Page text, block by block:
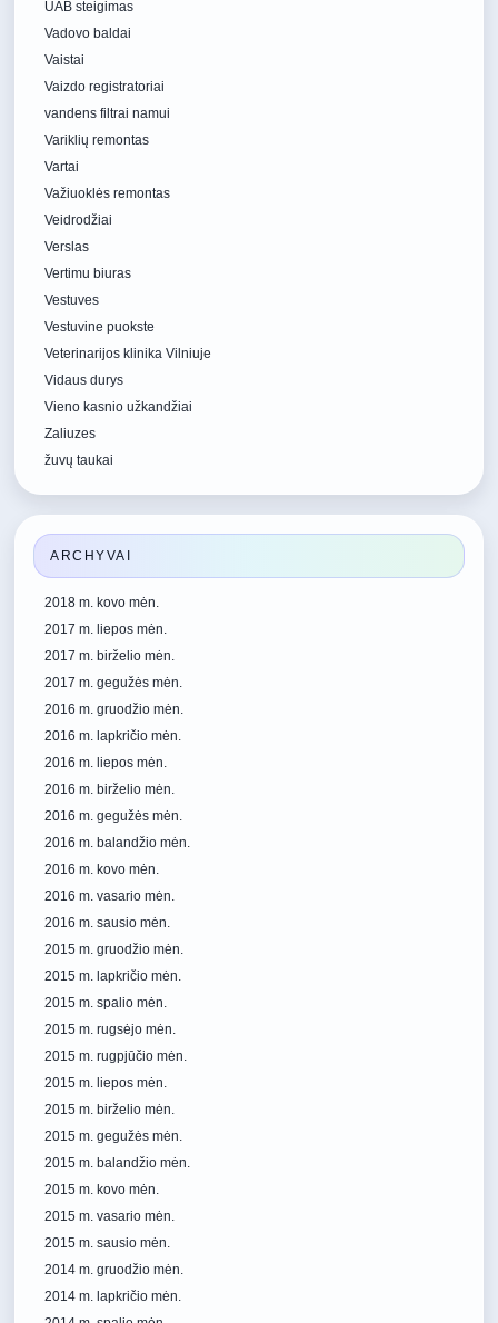
UAB steigimas
Vadovo baldai
Vaistai
Vaizdo registratoriai
vandens filtrai namui
Variklių remontas
Vartai
Važiuoklės remontas
Veidrodžiai
Verslas
Vertimu biuras
Vestuves
Vestuvine puokste
Veterinarijos klinika Vilniuje
Vidaus durys
Vieno kasnio užkandžiai
Zaliuzes
žuvų taukai
ARCHYVAI
2018 m. kovo mėn.
2017 m. liepos mėn.
2017 m. birželio mėn.
2017 m. gegužės mėn.
2016 m. gruodžio mėn.
2016 m. lapkričio mėn.
2016 m. liepos mėn.
2016 m. birželio mėn.
2016 m. gegužės mėn.
2016 m. balandžio mėn.
2016 m. kovo mėn.
2016 m. vasario mėn.
2016 m. sausio mėn.
2015 m. gruodžio mėn.
2015 m. lapkričio mėn.
2015 m. spalio mėn.
2015 m. rugsėjo mėn.
2015 m. rugpjūčio mėn.
2015 m. liepos mėn.
2015 m. birželio mėn.
2015 m. gegužės mėn.
2015 m. balandžio mėn.
2015 m. kovo mėn.
2015 m. vasario mėn.
2015 m. sausio mėn.
2014 m. gruodžio mėn.
2014 m. lapkričio mėn.